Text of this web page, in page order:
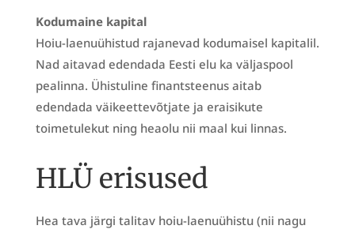
Kodumaine kapital
Hoiu-laenuühistud rajanevad kodumaisel kapitalil.
Nad aitavad edendada Eesti elu ka väljaspool
pealinna. Ühistuline finantsteenus aitab
edendada väikeettevõtjate ja eraisikute
toimetulekut ning heaolu nii maal kui linnas.
HLÜ erisused
Hea tava järgi talitav hoiu-laenuühistu (nii nagu